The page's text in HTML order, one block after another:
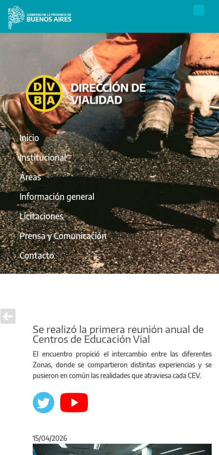
Inicio
Institucional
Áreas
Información general
Licitaciones
Prensa y Comunicación
Contacto
Se realizó la primera reunión anual de
Centros de Educación Vial
El encuentro propició el intercambio entre las diferentes
Zonas, donde se compartieron distintas experiencias y se
pusieron en común las realidades que atraviesa cada CEV.
15/04/2026
Anterior